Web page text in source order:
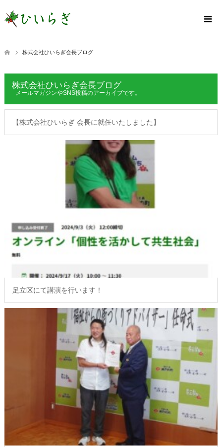
株式会社ひいらぎ会長ブログ
株式会社ひいらぎ会長ブログ
メールマガジンやSNS投稿のアーカイブです。
【株式会社ひいらぎ 会長に就任いたしました】
足立区にて講演を行います！